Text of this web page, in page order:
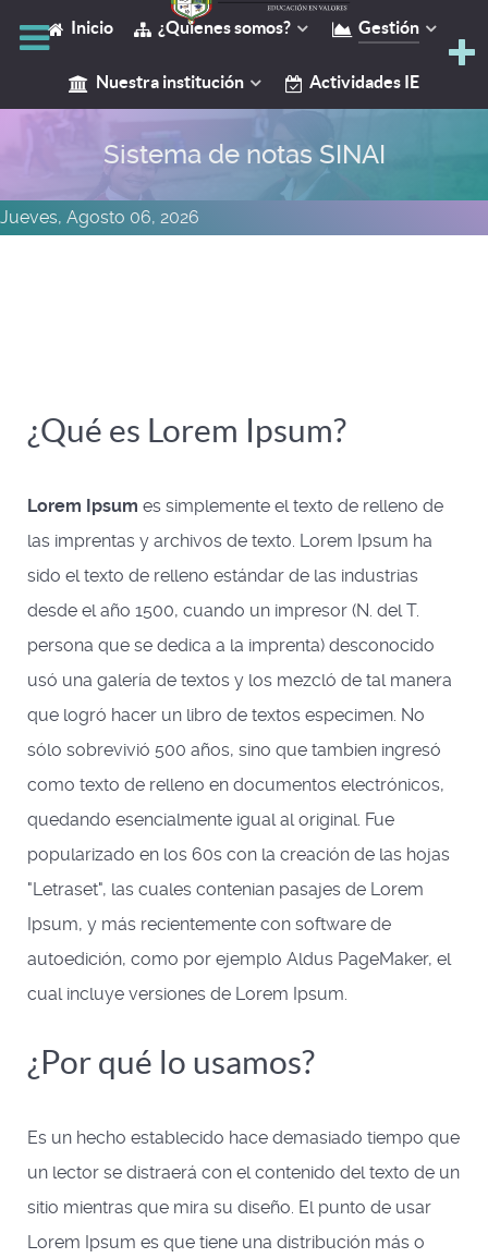
Inicio ¿Quienes somos? Gestión
Nuestra institución Actividades IE
Sistema de notas SINAI
Jueves, Agosto 06, 2026
¿Qué es Lorem Ipsum?
Lorem Ipsum es simplemente el texto de relleno de
las imprentas y archivos de texto. Lorem Ipsum ha
sido el texto de relleno estándar de las industrias
desde el año 1500, cuando un impresor (N. del T.
persona que se dedica a la imprenta) desconocido
usó una galería de textos y los mezcló de tal manera
que logró hacer un libro de textos especimen. No
sólo sobrevivió 500 años, sino que tambien ingresó
como texto de relleno en documentos electrónicos,
quedando esencialmente igual al original. Fue
popularizado en los 60s con la creación de las hojas
"Letraset", las cuales contenian pasajes de Lorem
Ipsum, y más recientemente con software de
autoedición, como por ejemplo Aldus PageMaker, el
cual incluye versiones de Lorem Ipsum.
¿Por qué lo usamos?
Es un hecho establecido hace demasiado tiempo que
un lector se distraerá con el contenido del texto de un
sitio mientras que mira su diseño. El punto de usar
Lorem Ipsum es que tiene una distribución más o